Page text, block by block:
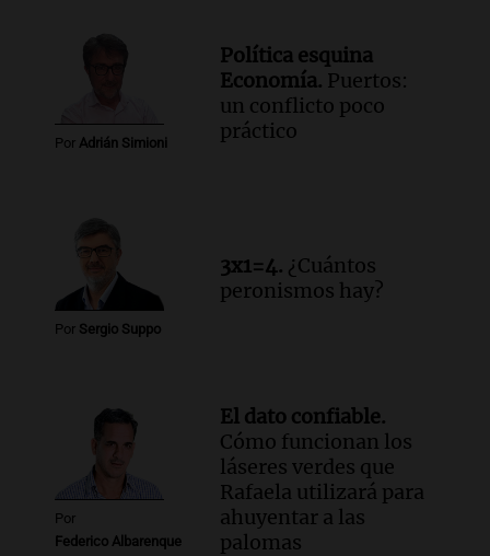
Por Adrián Simioni
Política esquina
Economía. Puertos:
un conflicto poco
práctico
Por Sergio Suppo
3x1=4. ¿Cuántos
peronismos hay?
Por
Federico Albarenque
El dato confiable.
Cómo funcionan los
láseres verdes que
Rafaela utilizará para
ahuyentar a las
palomas